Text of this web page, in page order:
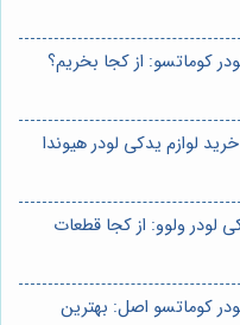
کوماتسو: از کجا بخریم؟
لوازم یدکی لودر هیوندا
لودر ولوو: از کجا قطعات
کوماتسو اصل: بهترین